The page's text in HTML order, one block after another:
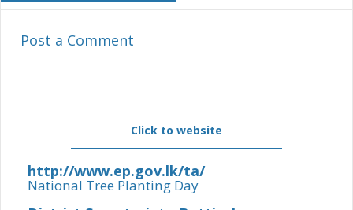
Post a Comment
Click to website
http://www.ep.gov.lk/ta/
National Tree Planting Day